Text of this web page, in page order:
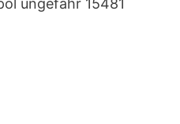
ungefähr 15481